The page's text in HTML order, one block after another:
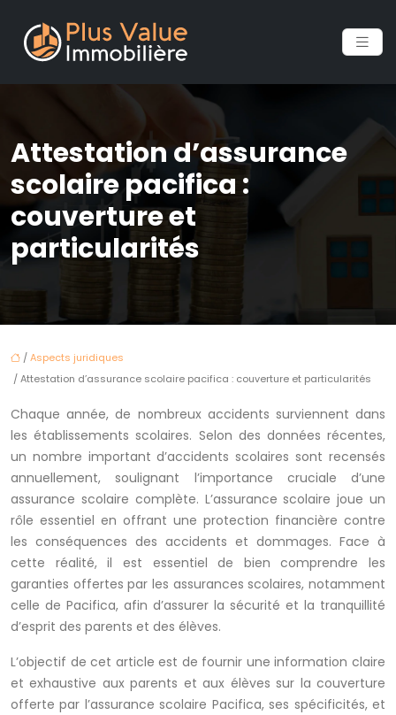
Attestation d’assurance
scolaire pacifica :
couverture et
particularités
/Aspects juridiques
/ Attestation d’assurance scolaire pacifica : couverture et particularités
Chaque année, de nombreux accidents surviennent dans
les établissements scolaires. Selon des données récentes,
un nombre important d’accidents scolaires sont recensés
annuellement, soulignant l’importance cruciale d’une
assurance scolaire complète. L’assurance scolaire joue un
rôle essentiel en offrant une protection financière contre
les conséquences des accidents et dommages. Face à
cette réalité, il est essentiel de bien comprendre les
garanties offertes par les assurances scolaires, notamment
celle de Pacifica, afin d’assurer la sécurité et la tranquillité
d’esprit des parents et des élèves.
L’objectif de cet article est de fournir une information claire
et exhaustive aux parents et aux élèves sur la couverture
offerte par l’assurance scolaire Pacifica, ses spécificités, et